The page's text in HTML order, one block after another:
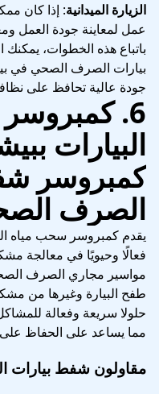
الزيارة الميدانية: إذا كان
عمل لمعاينة جودة العمل
باتباع هذه الخطوات،
بيارات الصرف الصحي في
جودة عالية تحافظ على
6.
البيارات
كمبروسر
الصرف
يقدم كمبروسر سحب مياه
فعالًا وحيويًا في معالجة
مواسير مجاري الصرف
طفح البيارة وغيرها من
حلولا سريعة وفعالة
مما يساعد على الحفاظ على
مقاولون شفط بيارات